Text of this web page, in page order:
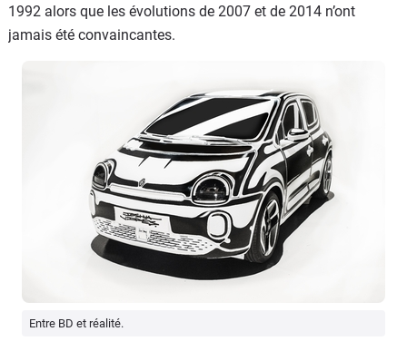
1992 alors que les évolutions de 2007 et de 2014 n’ont
jamais été convaincantes.
Entre BD et réalité.